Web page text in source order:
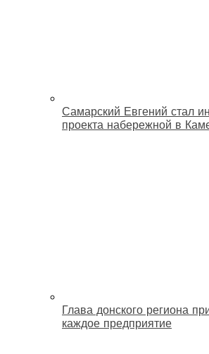
Самарский Евгений стал
проекта набережной в
Глава донского региона
каждое предприятие